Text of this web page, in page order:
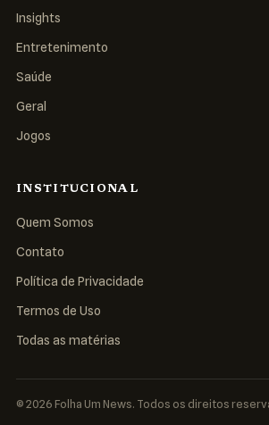
Insights
Entretenimento
Saúde
Geral
Jogos
INSTITUCIONAL
Quem Somos
Contato
Política de Privacidade
Termos de Uso
Todas as matérias
© 2026 Folha Um News. Todos os direitos